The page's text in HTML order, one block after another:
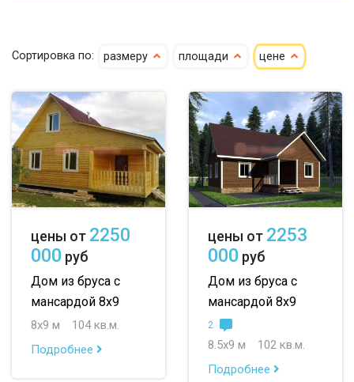
клееный сухой
кедр
клееный кедр
сухой кедр
профилированный
100х150
150х150
150х200
4х6 5х6 5х7
6х6 6х7 6х8
6х9 6х10 7х7
7х8 7х9 7х10
8х8 8х9 8х10
9х9 9х10
10х12 до 50 м
до 100 м
до 150 м
Сортировка по: размеру площади цене
цены от 2250
000 руб
Дом из бруса с
мансардой 8х9
8х9 м
104 кв.м.
Подробнее
цены от 2253
000 руб
Дом из бруса с
мансардой 8х9
2
8.5х9 м
102 кв.м.
Подробнее